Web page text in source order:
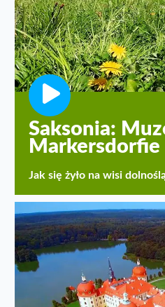
Saksonia:
Markersdorfie
Jak się żyło na wisi